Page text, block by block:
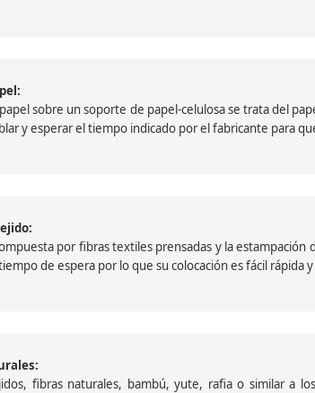
sobre un soporte de papel-celulosa se trata del
y esperar el tiempo indicado por el fabricante para
por fibras textiles prensadas y la
de espera por lo que su colocación es fácil rápida y
fibras naturales, bambú, yute, rafia o similar a